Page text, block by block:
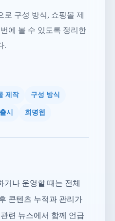
구성 방식, 쇼핑몰 제
에 볼 수 있도록 정리한
.
제작 구성 방식
출시 희명웹
거나 운영할 때는 전체
콘텐츠 누적과 관리가
련 뉴스에서 함께 언급